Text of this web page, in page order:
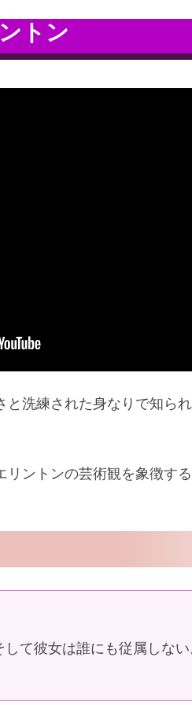
トン
と洗練された身なりで知ら
リントンの芸術観を象徴す
して彼女は誰にも従属しない